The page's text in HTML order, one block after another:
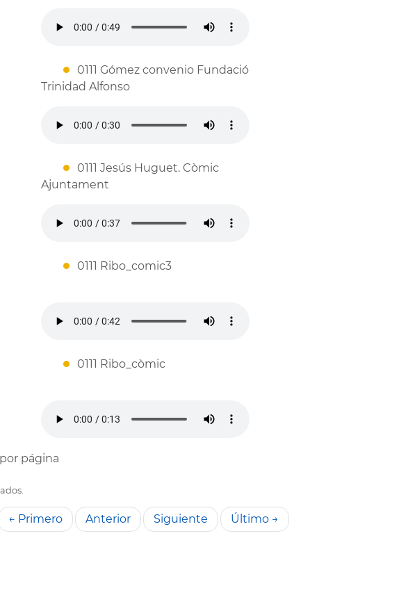
0111 Gómez convenio Fundació
Trinidad Alfonso
0111 Jesús Huguet. Còmic
Ajuntament
0111 Ribo_comic3
0111 Ribo_còmic
página
← Primero Anterior Siguiente Último →